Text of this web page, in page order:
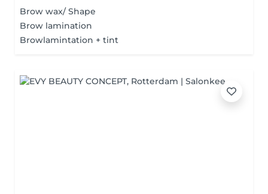
Brow wax/ Shape
Brow lamination
Browlamintation + tint